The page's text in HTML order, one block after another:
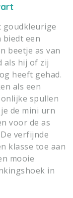
goudkleurige
biedt een
beetje as van
als hij of zij
heeft gehad.
als een
spullen
de mini urn
voor de as
verfijnde
klasse toe aan
mooie
in